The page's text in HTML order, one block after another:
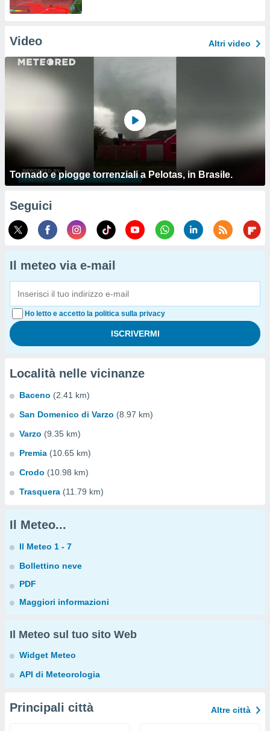
Video Altri video
Tornado e piogge torrenziali a Pelotas, in Brasile.
Seguici
Il meteo via e-mail
Ho letto e accetto la politica sulla privacy
Località nelle vicinanze
Baceno (2.41 km)
San Domenico di Varzo (8.97 km)
Varzo (9.35 km)
Premia (10.65 km)
Crodo (10.98 km)
Trasquera (11.79 km)
Il Meteo...
Il Meteo 1 - 7
Bollettino neve
PDF
Maggiori informazioni
Il Meteo sul tuo sito Web
Widget Meteo
API di Meteorologia
Principali città Altre città